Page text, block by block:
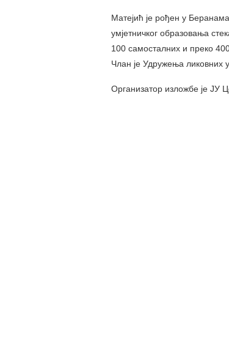
Матејић је рођен у
умјетничког образовања
100 самосталних и преко
Члан је Удружења ликовних
Организатор изложбе је ЈУ